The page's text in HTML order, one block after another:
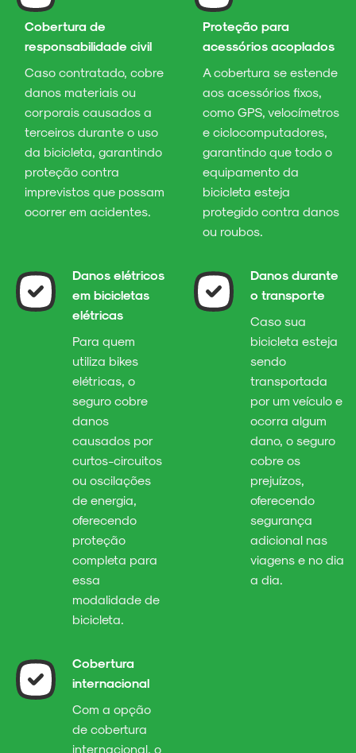
Cobertura de
responsabilidade civil
Caso contratado, cobre
danos materiais ou
corporais causados a
terceiros durante o uso
da bicicleta, garantindo
proteção contra
imprevistos que possam
ocorrer em acidentes.
Proteção para
acessórios acoplados
A cobertura se estende
aos acessórios fixos,
como GPS, velocímetros
e ciclocomputadores,
garantindo que todo o
equipamento da
bicicleta esteja
protegido contra danos
ou roubos.
Danos elétricos
em bicicletas
elétricas
Para quem
utiliza bikes
elétricas, o
seguro cobre
danos
causados por
curtos-circuitos
ou oscilações
de energia,
oferecendo
proteção
completa para
essa
modalidade de
bicicleta.
Danos durante
o transporte
Caso sua
bicicleta esteja
sendo
transportada
por um veículo e
ocorra algum
dano, o seguro
cobre os
prejuízos,
oferecendo
segurança
adicional nas
viagens e no dia
a dia.
Cobertura
internacional
Com a opção
de cobertura
internacional, o